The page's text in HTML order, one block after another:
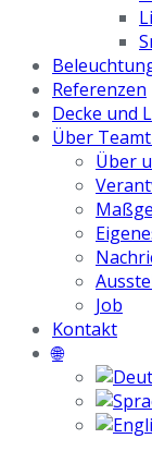
Referenzen
Decke und
Über
Über
Job
Kontakt
🌐